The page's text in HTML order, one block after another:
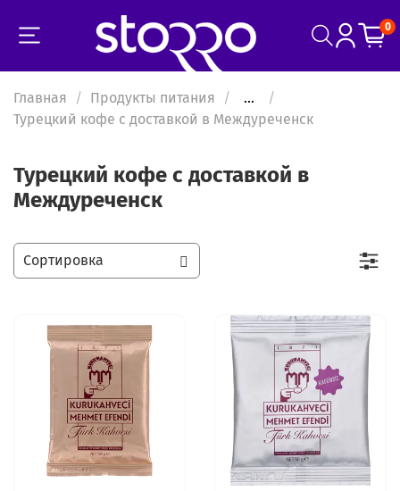
0
Главная Продукты питания
...
Турецкий кофе с доставкой в Междуреченск
Турецкий кофе с доставкой в
Междуреченск